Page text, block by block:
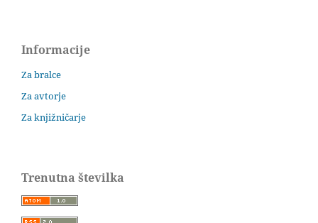
Informacije
Za bralce
Za avtorje
Za knjižničarje
Trenutna številka